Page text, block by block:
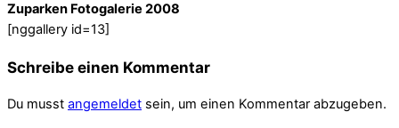
Zuparken Fotogalerie 2008
[nggallery id=13]
Schreibe einen Kommentar
Du musst angemeldet sein, um einen Kommentar abzugeben.